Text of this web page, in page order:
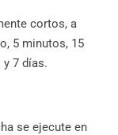
cortos, a
5 minutos, 15
7 días.
se ejecute en